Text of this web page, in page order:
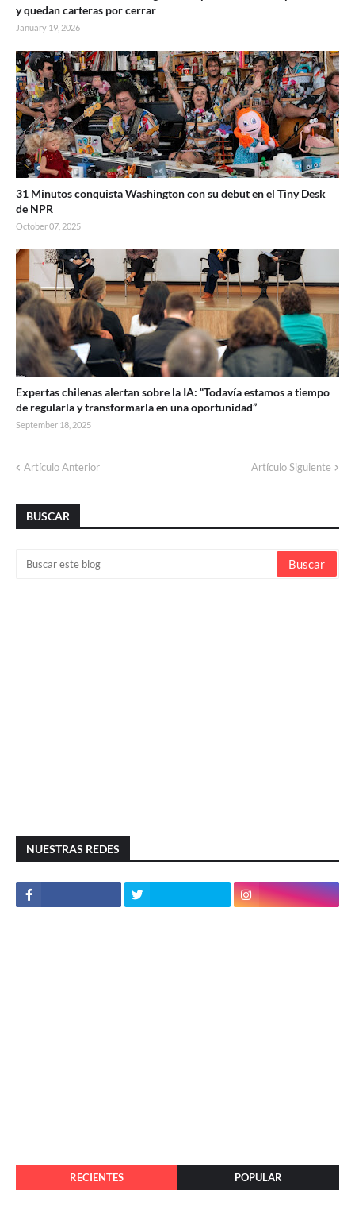
y quedan carteras por cerrar
January 19, 2026
31 Minutos conquista Washington con su debut en el Tiny Desk
de NPR
October 07, 2025
Expertas chilenas alertan sobre la IA: “Todavía estamos a tiempo
de regularla y transformarla en una oportunidad”
September 18, 2025
Artículo Anterior Artículo Siguiente
BUSCAR
NUESTRAS REDES
RECIENTES POPULAR